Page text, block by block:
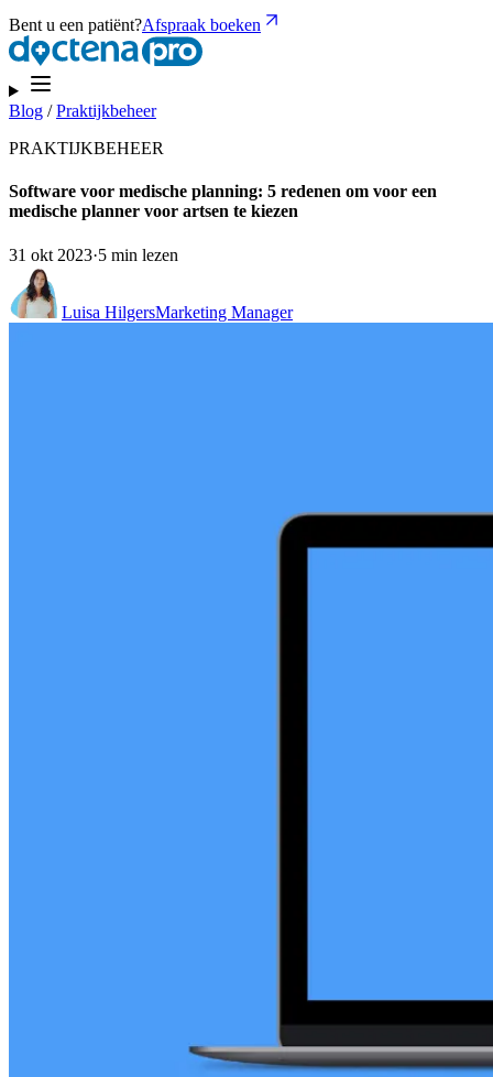
Bent u een patiënt?Afspraak boeken
Blog /Praktijkbeheer
PRAKTIJKBEHEER
Software voor medische planning: 5 redenen om voor een
medische planner voor artsen te kiezen
31 okt 2023·5 min lezen
Luisa HilgersMarketing Manager